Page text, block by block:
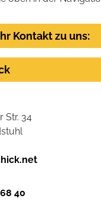
Kontakt zu uns:
Str. 34
40